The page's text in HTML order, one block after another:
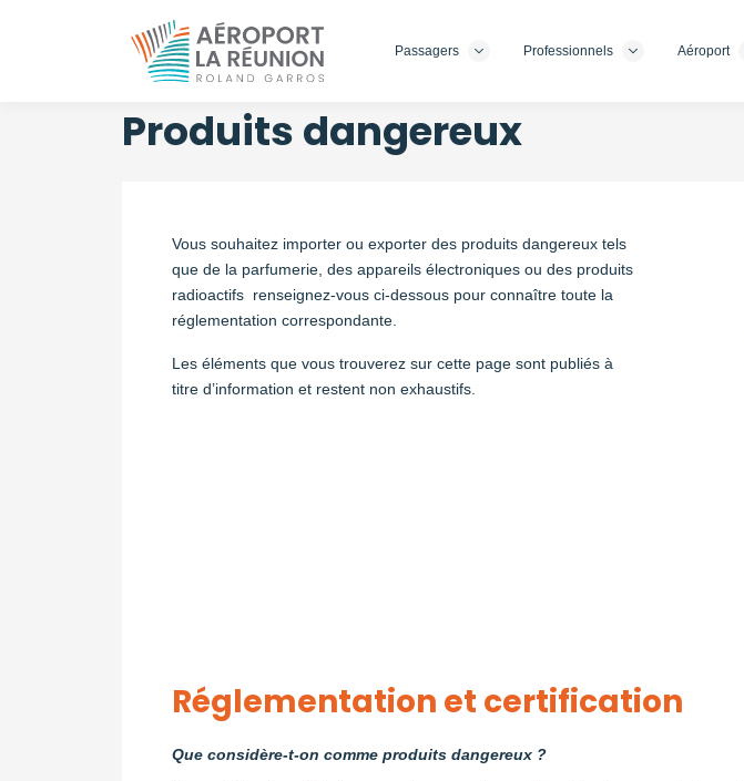
Passagers Professionnels Aéroport
Produits dangereux
Vous souhaitez importer ou exporter des produits dangereux tels
que de la parfumerie, des appareils électroniques ou des produits
radioactifs renseignez-vous ci-dessous pour connaître toute la
réglementation correspondante.
Les éléments que vous trouverez sur cette page sont publiés à
titre d’information et restent non exhaustifs.
Réglementation et certification
Que considère-t-on comme produits dangereux ?